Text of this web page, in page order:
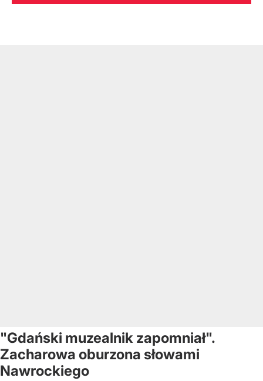
"Gdański muzealnik zapomniał".
Zacharowa oburzona słowami
Nawrockiego